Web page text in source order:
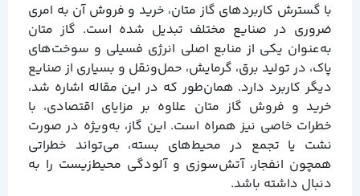
با گسترش کاربردهای گاز متان، خرید و فروش آن به امری
ضروری در صنایع مختلف تبدیل شده است. گاز متان
به‌عنوان یکی از منابع اصلی انرژی فسیلی و سوخت‌های
پاک، در تولید برق، گرمایش، حمل‌ونقل و بسیاری از صنایع
دیگر کاربرد دارد. همان‌طور که در این مقاله اشاره شد،
خرید و فروش گاز متان علاوه بر مزایای اقتصادی، با
خطرات خاصی نیز همراه است. این گاز، به‌ویژه در صورت
نشت یا تجمع در محیط‌های بسته، می‌تواند خطراتی
همچون انفجار، آتش‌سوزی و آلودگی محیط‌زیست را به
دنبال داشته باشد.